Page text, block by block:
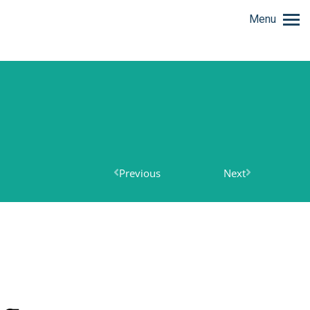
Menu
Previous Next